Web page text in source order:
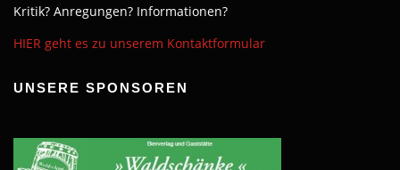
Kritik? Anregungen? Informationen?
HIER geht es zu unserem Kontaktformular
UNSERE SPONSOREN